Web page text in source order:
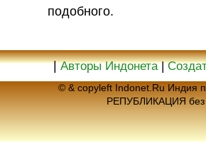
подобного.
|Авторы Индонета|
© & copyleft Indonet.Ru Индия
РЕПУБЛИКАЦИЯ без